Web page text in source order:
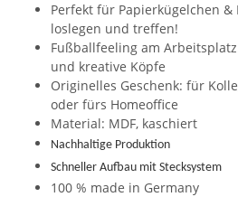
Perfekt für Papierkügelchen
loslegen und treffen!
Fußballfeeling am
und kreative Köpfe
Originelles Geschenk: für
oder fürs Homeoffice
Material: MDF, kaschiert
Nachhaltige Produktion
Schneller Aufbau mit Stecksystem
100 % made in Germany